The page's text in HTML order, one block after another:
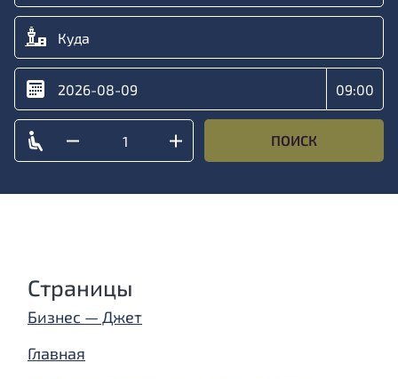
ПОИСК
Страницы
Бизнес — Джет
Главная